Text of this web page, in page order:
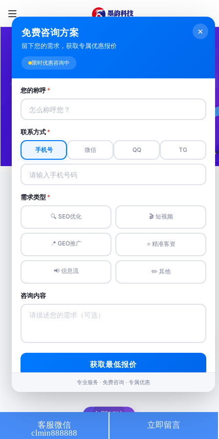
果洛SEO排名优化
果洛专业的SEO优化公司，助力搜索引擎收
录、提升排名，获客转化不再困难
您是否有以下困扰？
网站不收录
百度搜索排名低
网站排名不稳定
解决网站排名不稳，确保稳定发展之路
立即解决
客服微信
clmin888888
立即留言
×
免费咨询方案
留下您的需求，获取专属优惠报价
限时优惠咨询中
您的称呼*
联系方式*
手机号 微信 QQ TG
需求类型*
🔍 SEO优化 🎬 短视频
📍 GEO推广 ⭐️ 精准客资
📢 信息流 ✏️ 其他
咨询内容
获取最低报价
专业服务 · 免费咨询 · 专属优惠